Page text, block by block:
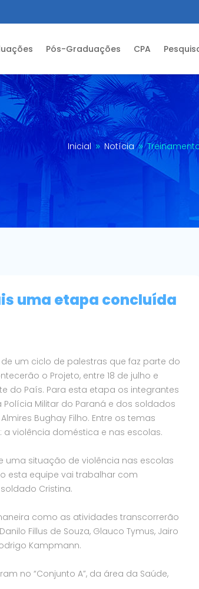
Pós-Graduações CPA
Inicial 9 Notícia 9
uma etapa concluída
um ciclo de palestras que faz parte do
o Projeto, entre 18 de julho e
do País. Para esta etapa os integrantes
Militar do Paraná e dos soldados
Bughay Filho. Entre os temas
violência doméstica e nas escolas.
uma situação de violência nas escolas
esta equipe vai trabalhar com
Cristina.
como as atividades transcorrerão
Fillus de Souza, Glauco Tymus, Jairo
Kampmann.
no “Conjunto A”, da área da Saúde,